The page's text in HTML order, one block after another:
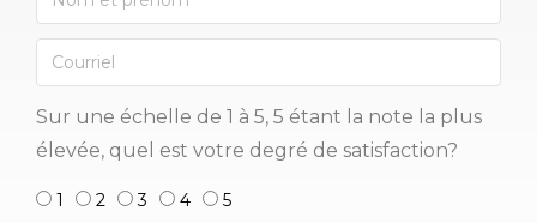
Sur une échelle de 1 à 5, 5 étant la note la plus
élevée, quel est votre degré de satisfaction?
1 2 3 4 5